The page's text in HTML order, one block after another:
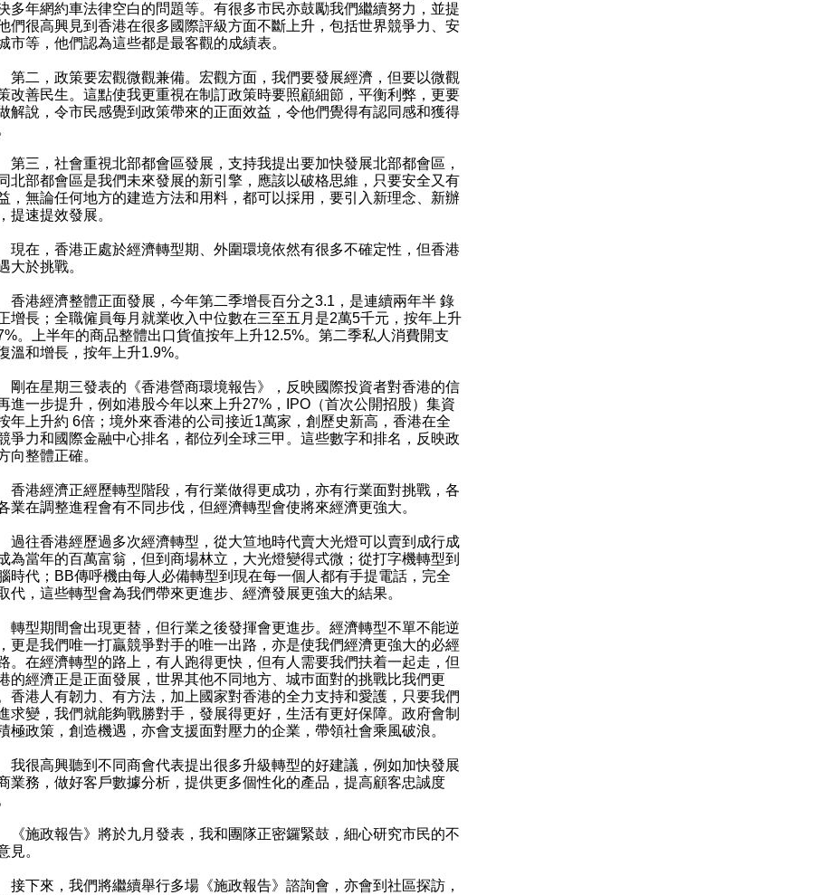
多年網約車法律空白的問題等。有很多市民亦鼓勵我們繼續努力，並提
們很高興見到香港在很多國際評級方面不斷上升，包括世界競爭力、安
市等，他們認為這些都是最客觀的成績表。
二，政策要宏觀微觀兼備。宏觀方面，我們要發展經濟，但要以微觀
改善民生。這點使我更重視在制訂政策時要照顧細節，平衡利弊，更要
解說，令市民感覺到政策帶來的正面效益，令他們覺得有認同感和獲得
三，社會重視北部都會區發展，支持我提出要加快發展北部都會區，
北部都會區是我們未來發展的新引擎，應該以破格思維，只要安全又有
，無論任何地方的建造方法和用料，都可以採用，要引入新理念、新辦
提速提效發展。
在，香港正處於經濟轉型期、外圍環境依然有很多不確定性，但香港
大於挑戰。
港經濟整體正面發展，今年第二季增長百分之3.1，是連續兩年半 錄
增長；全職僱員每月就業收入中位數在三至五月是2萬5千元，按年上升
。上半年的商品整體出口貨值按年上升12.5%。第二季私人消費開支
溫和增長，按年上升1.9%。
在星期三發表的《香港營商環境報告》，反映國際投資者對香港的信
進一步提升，例如港股今年以來上升27%，IPO（首次公開招股）集資
年上升約 6倍；境外來香港的公司接近1萬家，創歷史新高，香港在全
爭力和國際金融中心排名，都位列全球三甲。這些數字和排名，反映政
向整體正確。
港經濟正經歷轉型階段，有行業做得更成功，亦有行業面對挑戰，各
業在調整進程會有不同步伐，但經濟轉型會使將來經濟更強大。
往香港經歷過多次經濟轉型，從大笪地時代賣大光燈可以賣到成行成
為當年的百萬富翁，但到商場林立，大光燈變得式微；從打字機轉型到
時代；BB傳呼機由每人必備轉型到現在每一個人都有手提電話，完全
代，這些轉型會為我們帶來更進步、經濟發展更強大的結果。
型期間會出現更替，但行業之後發揮會更進步。經濟轉型不單不能逆
更是我們唯一打贏競爭對手的唯一出路，亦是使我們經濟更強大的必經
。在經濟轉型的路上，有人跑得更快，但有人需要我們扶着一起走，但
的經濟正是正面發展，世界其他不同地方、城巿面對的挑戰比我們更
香港人有韌力、有方法，加上國家對香港的全力支持和愛護，只要我們
求變，我們就能夠戰勝對手，發展得更好，生活有更好保障。政府會制
極政策，創造機遇，亦會支援面對壓力的企業，帶領社會乘風破浪。
很高興聽到不同商會代表提出很多升級轉型的好建議，例如加快發展
業務，做好客戶數據分析，提供更多個性化的產品，提高顧客忠誠度
施政報告》將於九月發表，我和團隊正密鑼緊鼓，細心研究市民的不
見。
下來，我們將繼續舉行多場《施政報告》諮詢會，亦會到社區探訪，